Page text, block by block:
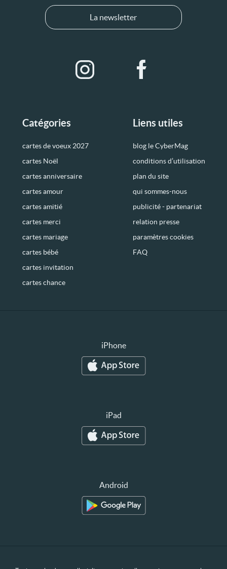
Catégories
cartes de voeux 2027
cartes Noël
cartes anniversaire
cartes amour
cartes amitié
cartes merci
cartes mariage
cartes bébé
cartes invitation
cartes chance
Liens utiles
blog le CyberMag
conditions d’utilisation
plan du site
qui sommes-nous
publicité - partenariat
relation presse
paramètres cookies
FAQ
La newsletter
iPhone
iPad
Android